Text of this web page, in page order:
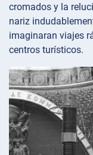
cromados y la
nariz
imaginaran viajes
centros turísticos.